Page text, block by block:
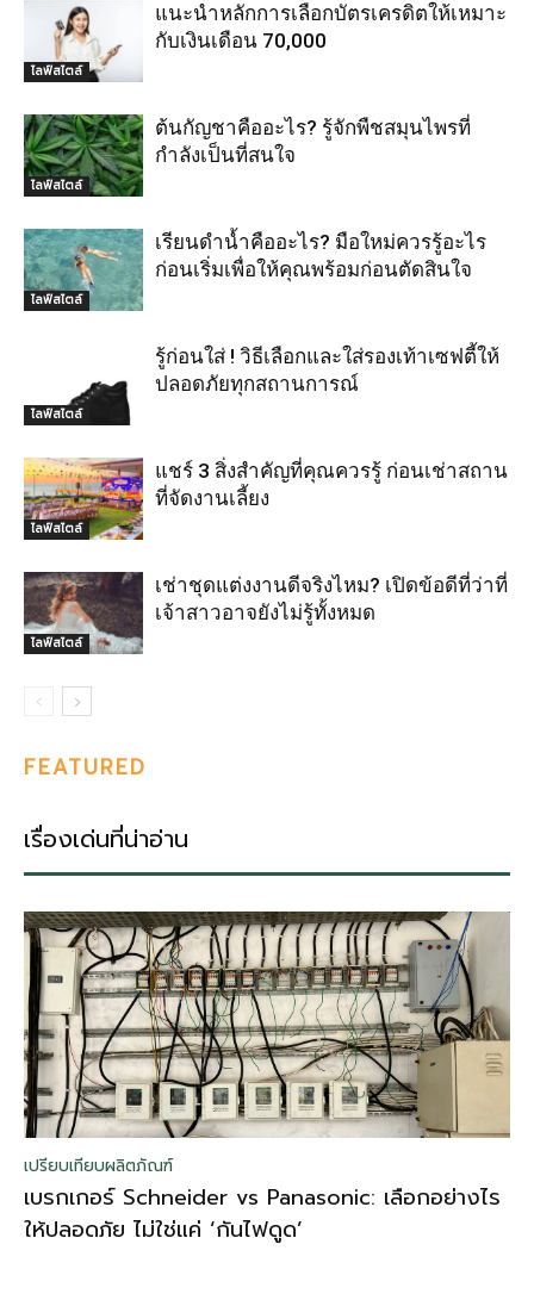
ไลฟ์สไตล์
แนะนำหลักการเลือกบัตรเครดิตให้เหมาะ
กับเงินเดือน 70,000
ไลฟ์สไตล์
ต้นกัญชาคืออะไร? รู้จักพืชสมุนไพรที่
กำลังเป็นที่สนใจ
ไลฟ์สไตล์
เรียนดำน้ำคืออะไร? มือใหม่ควรรู้อะไร
ก่อนเริ่มเพื่อให้คุณพร้อมก่อนตัดสินใจ
ไลฟ์สไตล์
รู้ก่อนใส่ ! วิธีเลือกและใส่รองเท้าเซฟตี้ให้
ปลอดภัยทุกสถานการณ์
ไลฟ์สไตล์
แชร์ 3 สิ่งสำคัญที่คุณควรรู้ ก่อนเช่าสถาน
ที่จัดงานเลี้ยง
ไลฟ์สไตล์
เช่าชุดแต่งงานดีจริงไหม? เปิดข้อดีที่ว่าที่
เจ้าสาวอาจยังไม่รู้ทั้งหมด
FEATURED
เรื่องเด่นที่น่าอ่าน
เปรียบเทียบผลิตภัณฑ์
เบรกเกอร์ Schneider vs Panasonic: เลือกอย่างไร
ให้ปลอดภัย ไม่ใช่แค่ ‘กันไฟดูด’